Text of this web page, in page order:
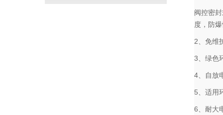
阀控密
度，防
2、免维
3、绿色
4、自放
5、适用
6、耐大